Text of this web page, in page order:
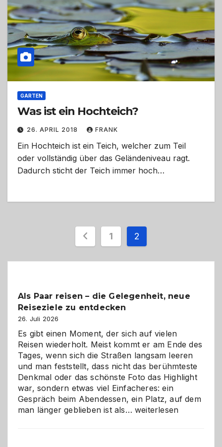
GARTEN
Was ist ein Hochteich?
26. APRIL 2018 FRANK
Ein Hochteich ist ein Teich, welcher zum Teil
oder vollständig über das Geländeniveau ragt.
Dadurch sticht der Teich immer hoch…
der
1 2
Als Paar reisen – die Gelegenheit, neue
Reiseziele zu entdecken
26. Juli 2026
Es gibt einen Moment, der sich auf vielen
Reisen wiederholt. Meist kommt er am Ende des
Tages, wenn sich die Straßen langsam leeren
und man feststellt, dass nicht das berühmteste
Denkmal oder das schönste Foto das Highlight
war, sondern etwas viel Einfacheres: ein
Gespräch beim Abendessen, ein Platz, auf dem
man länger geblieben ist als… Als
weiterlesen